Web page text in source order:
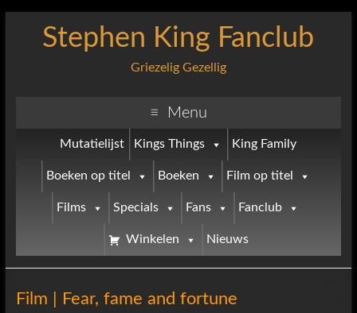
Stephen King Fanclub
Griezelig Gezellig
Menu
Mutatielijst Kings Things King Family
Boeken op titel Boeken Film op titel
Films Specials Fans Fanclub
Winkelen Nieuws
Film | Fear, fame and fortune